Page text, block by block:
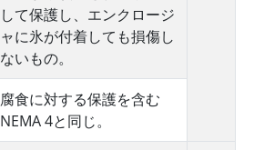
して保護し、エンクロージ
ャに氷が付着しても損傷し
ないもの。
腐食に対する保護を含む
NEMA 4と同じ。